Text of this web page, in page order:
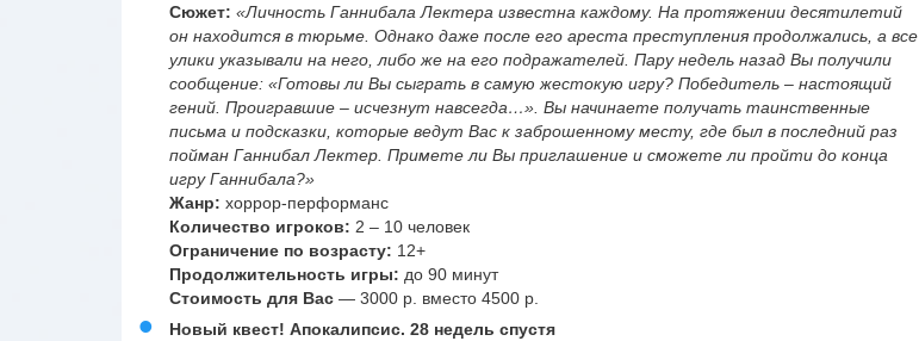
Сюжет: «Личность Ганнибала Лектера известна каждому. На протяжении десятилетий
он находится в тюрьме. Однако даже после его ареста преступления продолжались, а все
улики указывали на него, либо же на его подражателей. Пару недель назад Вы получили
сообщение: «Готовы ли Вы сыграть в самую жестокую игру? Победитель – настоящий
гений. Проигравшие – исчезнут навсегда…». Вы начинаете получать таинственные
письма и подсказки, которые ведут Вас к заброшенному месту, где был в последний раз
пойман Ганнибал Лектер. Примете ли Вы приглашение и сможете ли пройти до конца
игру Ганнибала?»
Жанр: хоррор-перформанс
Количество игроков: 2 – 10 человек
Ограничение по возрасту: 12+
Продолжительность игры: до 90 минут
Стоимость для Вас — 3000 р. вместо 4500 р.
Новый квест! Апокалипсис. 28 недель спустя